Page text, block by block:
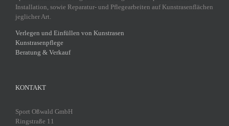
Installation, sowie Reparatur- und Pflegearbeiten auf Kunstrasenflächen
jeglicher Art.
Verlegen und Einfüllen von Kunstrasen
Kunstrasenpflege
Beratung & Verkauf
KONTAKT
Sport Oßwald GmbH
Ringstraße 11